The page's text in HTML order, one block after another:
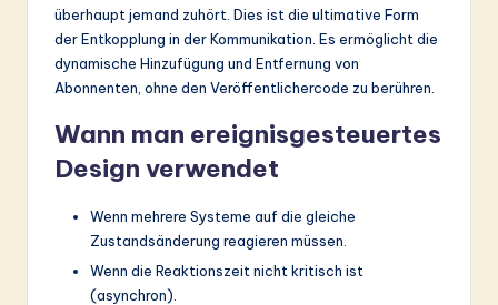
überhaupt jemand zuhört. Dies ist die ultimative Form
der Entkopplung in der Kommunikation. Es ermöglicht die
dynamische Hinzufügung und Entfernung von
Abonnenten, ohne den Veröffentlichercode zu berühren.
Wann man ereignisgesteuertes
Design verwendet
Wenn mehrere Systeme auf die gleiche
Zustandsänderung reagieren müssen.
Wenn die Reaktionszeit nicht kritisch ist
(asynchron).